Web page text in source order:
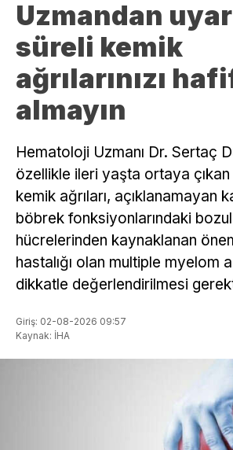
Uzmandan
süreli kemik
ağrılarınızı
almayın
Hematoloji Uzmanı Dr. Sertaç
özellikle ileri yaşta ortaya çıkan
kemik ağrıları, açıklanamayan
böbrek fonksiyonlarındaki
hücrelerinden kaynaklanan
hastalığı olan multiple myelom
dikkatle değerlendirilmesi
Giriş: 02-08-2026 09:57
Kaynak: İHA